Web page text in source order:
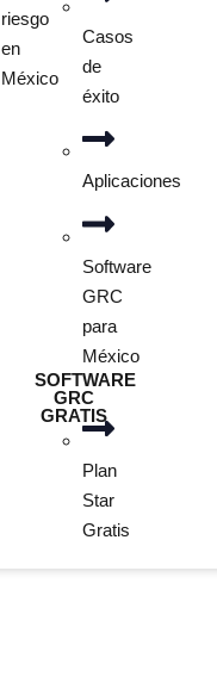
riesgo
en
México
Casos
de
éxito
Aplicaciones
Software
GRC
para
México
SOFTWARE
GRC
GRATIS
Plan
Star
Gratis